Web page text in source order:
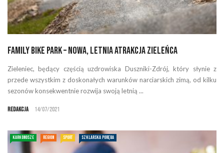
Family Bike Park – nowa, letnia atrakcja Zieleńca
Zieleniec, będący częścią uzdrowiska Duszniki-Zdrój, który słynie z
przede wszystkim z doskonałych warunków narciarskich zimą, od kilku
sezonów konsekwentnie rozwija swoją letnią ...
Redakcja 14/07/2021
KARKONOSZE REGION SPORT SZKLARSKA PORĘBA